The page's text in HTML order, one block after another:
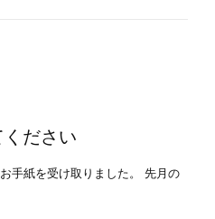
ださい
手紙を受け取りました。 先月の